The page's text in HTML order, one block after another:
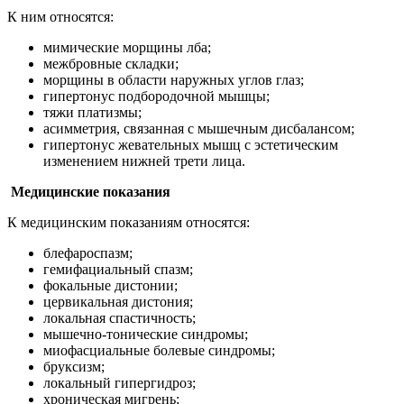
К ним относятся:
мимические морщины лба;
межбровные складки;
морщины в области наружных углов глаз;
гипертонус подбородочной мышцы;
тяжи платизмы;
асимметрия, связанная с мышечным дисбалансом;
гипертонус жевательных мышц с эстетическим
изменением нижней трети лица.
Медицинские показания
К медицинским показаниям относятся:
блефароспазм;
гемифациальный спазм;
фокальные дистонии;
цервикальная дистония;
локальная спастичность;
мышечно-тонические синдромы;
миофасциальные болевые синдромы;
бруксизм;
локальный гипергидроз;
хроническая мигрень;